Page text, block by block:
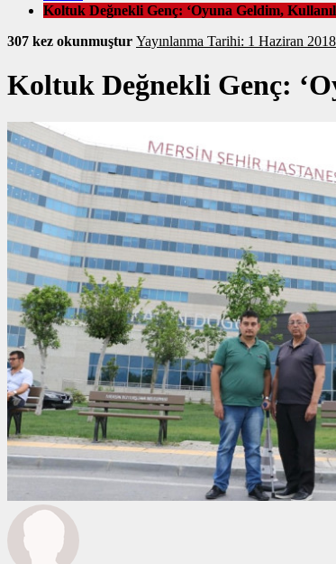
Koltuk Değnekli Genç: ‘Oyuna Geldim,
307 kez okunmuştur
Yayınlanma Tarihi: 1 Haziran
Koltuk Değnekli Genç: